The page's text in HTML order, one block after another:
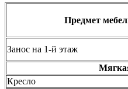
Предмет
Занос на 1-й этаж
Кресло